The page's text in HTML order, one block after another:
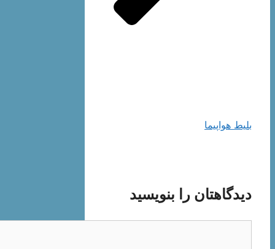
بلیط هواپیما
دیدگاهتان را بنویسید